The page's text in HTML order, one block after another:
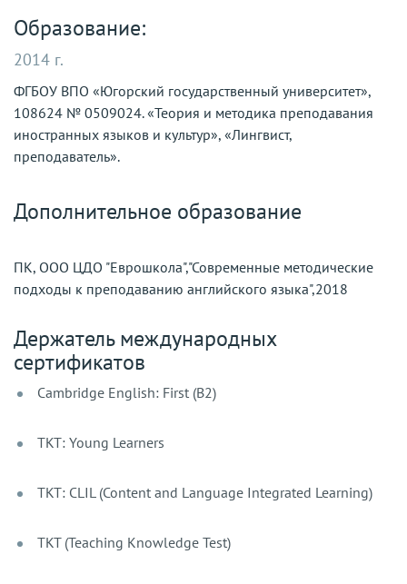
Образование:
2014 г.
ФГБОУ ВПО «Югорский государственный университет»,
108624 № 0509024. «Теория и методика преподавания
иностранных языков и культур», «Лингвист,
преподаватель».
Дополнительное образование
ПК, ООО ЦДО "Еврошкола","Современные методические
подходы к преподаванию английского языка",2018
Держатель международных
сертификатов
Cambridge English: First (B2)
TKT: Young Learners
TKT: CLIL (Content and Language Integrated Learning)
TKT (Teaching Knowledge Test)